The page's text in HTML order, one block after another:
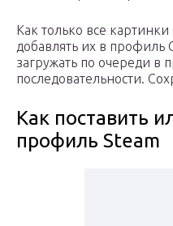
Как только все
добавлять их в профиль
загружать по очереди в
последовательности.
Как поставить
профиль Steam